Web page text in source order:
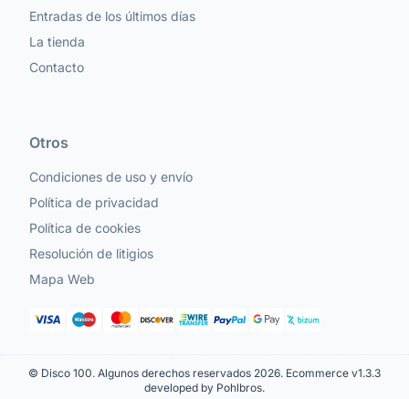
Entradas de los últimos días
La tienda
Contacto
Otros
Condiciones de uso y envío
Política de privacidad
Política de cookies
Resolución de litigios
Mapa Web
© Disco 100. Algunos derechos reservados 2026. Ecommerce v1.3.3
developed by Pohlbros.